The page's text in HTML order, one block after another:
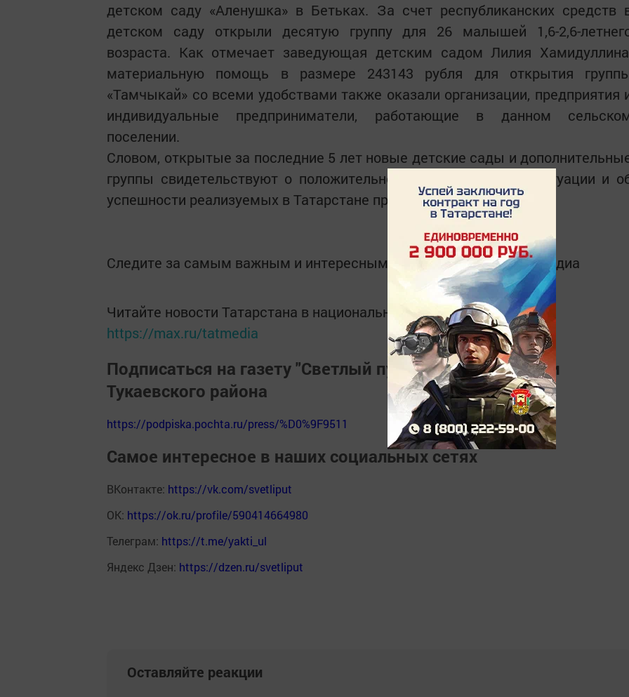
детском саду «Аленушка» в Бетьках. За счет республиканских средств
детском саду открыли десятую группу для 26 малышей 1,6-2,6-
возраста. Как отмечает заведующая детским садом Лилия
материальную помощь в размере 243143 рубля для открытия
«Тамчыкай» со всеми удобствами также оказали организации, предприятия
индивидуальные предприниматели, работающие в данном
поселении.
Словом, открытые за последние 5 лет новые детские сады и
группы свидетельствуют о положительной демографической ситуации и
успешности реализуемых в Татарстане президентских программ.
Следите за самым важным и интересным в Telegram-каналеТатмедиа
Читайте новости Татарстана в национальном мессенджере MАХ:
https://max.ru/tatmedia
Подписаться на газету "Светлый путь" и узнать о жизни
Тукаевского района
https://podpiska.pochta.ru/press/%D0%9F9511
Самое интересное в наших социальных сетях
ВКонтакте: https://vk.com/svetliput
ОК: https://ok.ru/profile/590414664980
Телеграм: https://t.me/yakti_ul
Яндекс Дзен: https://dzen.ru/svetliput
Оставляйте реакции